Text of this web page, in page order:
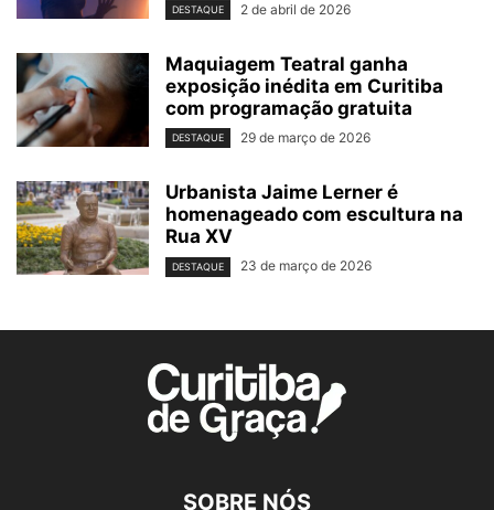
DESTAQUE 2 de abril de 2026
Maquiagem Teatral ganha
exposição inédita em Curitiba
com programação gratuita
DESTAQUE 29 de março de 2026
Urbanista Jaime Lerner é
homenageado com escultura na
Rua XV
DESTAQUE 23 de março de 2026
SOBRE NÓS